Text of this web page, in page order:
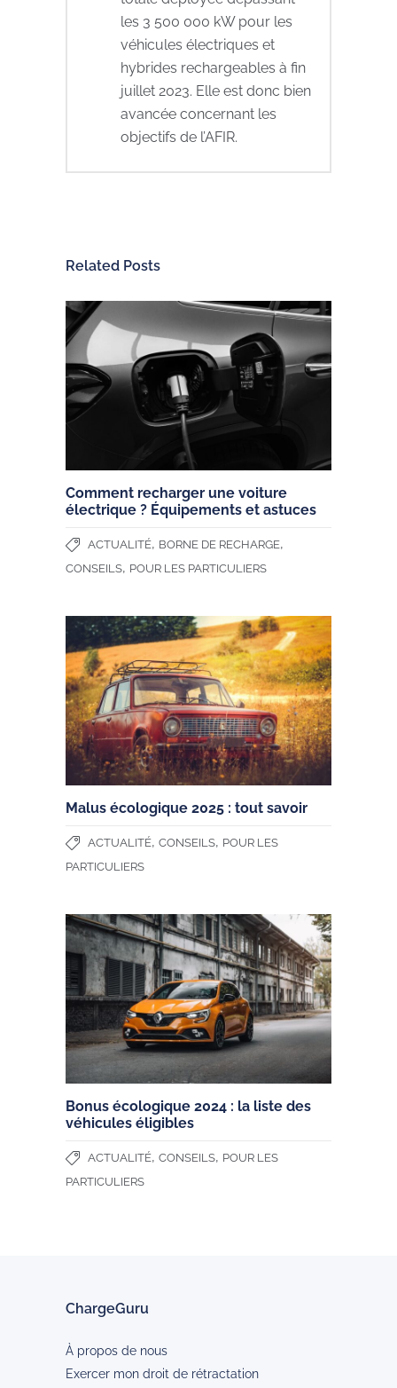
les 3 500 000 kW pour les
véhicules électriques et
hybrides rechargeables à fin
juillet 2023. Elle est donc bien
avancée concernant les
objectifs de l’AFIR.
Related Posts
Comment recharger une voiture
électrique ? Équipements et astuces
ACTUALITÉ, BORNE DE RECHARGE,
CONSEILS, POUR LES PARTICULIERS
Malus écologique 2025 : tout savoir
ACTUALITÉ, CONSEILS, POUR LES
PARTICULIERS
Bonus écologique 2024 : la liste des
véhicules éligibles
ACTUALITÉ, CONSEILS, POUR LES
PARTICULIERS
ChargeGuru
À propos de nous
Exercer mon droit de rétractation